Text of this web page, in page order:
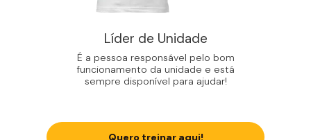
Líder de Unidade
É a pessoa responsável pelo bom
funcionamento da unidade e está
sempre disponível para ajudar!
Quero treinar aqui!